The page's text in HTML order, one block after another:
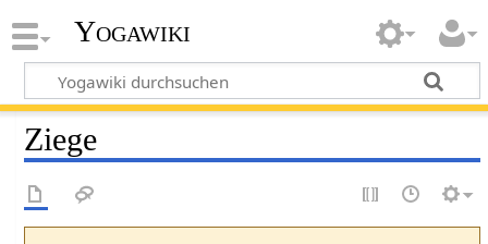
Yogawiki
Ziege